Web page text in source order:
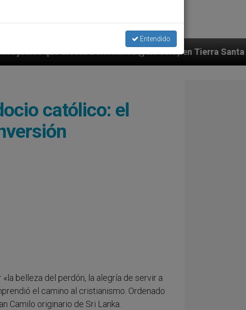
(y no sólo) en Tierra Santa Sacerdotes
católico: el
«la belleza del perdón, la alegría de servir a
el camino al cristianismo. Ordenado
Camilo originario de Sri Lanka.
Entendido